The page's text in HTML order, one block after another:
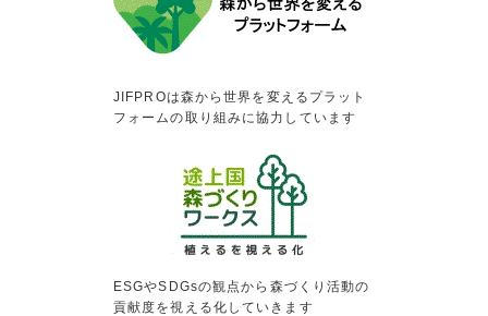
JIFPROは森から世界を変えるプラット
フォームの取り組みに協力しています
ESGやSDGsの観点から森づくり活動の
貢献度を視える化していきます